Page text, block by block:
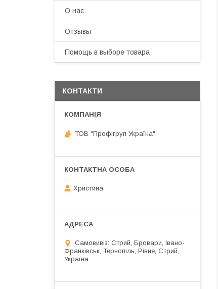
О нас
Отзывы
Помощь в выборе товара
КОНТАКТИ
ТОВ "Профігруп Україна"
Христина
Самовивіз: Стрий, Бровари, Івано-
Франківськ, Тернопіль, Рівне, Стрий,
Україна